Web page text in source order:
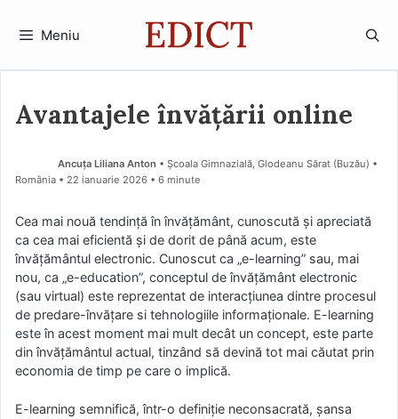
Meniu
Avantajele învățării online
Ancuța Liliana Anton • Școala Gimnazială, Glodeanu Sărat (Buzău) •
România
22 ianuarie 2026 • 6 minute
Cea mai nouă tendinţă în învăţământ, cunoscută şi apreciată
ca cea mai eficientă şi de dorit de până acum, este
învăţământul electronic. Cunoscut ca „e-learning” sau, mai
nou, ca „e-education”, conceptul de învăţământ electronic
(sau virtual) este reprezentat de interacţiunea dintre procesul
de predare-învăţare si tehnologiile informaţionale. E-learning
este în acest moment mai mult decât un concept, este parte
din învăţământul actual, tinzând să devină tot mai căutat prin
economia de timp pe care o implică.
E-learning semnifică, într-o definiţie neconsacrată, şansa